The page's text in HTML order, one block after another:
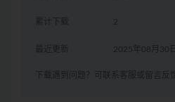
累计下载 2
最近更新 2025年08月30日
下载遇到问题？可联系客服或留言反馈